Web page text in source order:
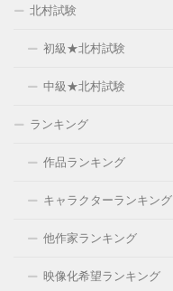
北村試験
初級★北村試験
中級★北村試験
ランキング
作品ランキング
キャラクターランキング
他作家ランキング
映像化希望ランキング